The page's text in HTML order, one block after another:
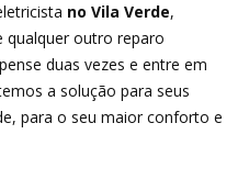
no Vila Verde,
qualquer outro reparo
duas vezes e entre em
a solução para seus
para o seu maior conforto e